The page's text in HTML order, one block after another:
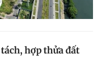
hợp thửa đất